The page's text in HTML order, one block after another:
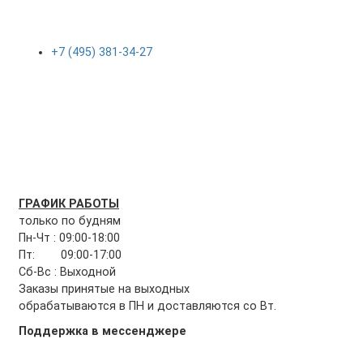
+7 (495) 381-34-27
ГРАФИК РАБОТЫ
только по будням
Пн-Чт : 09:00-18:00
Пт: 09:00-17:00
Сб-Вс : Выходной
Заказы принятые на выходных
обрабатываются в ПН и доставляются со Вт.
Поддержка в мессенджере